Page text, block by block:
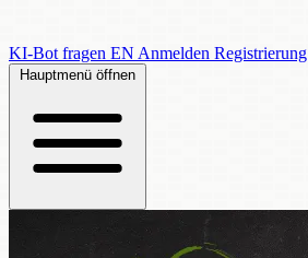
KI-Bot fragen EN Anmelden Registrierung
Hauptmenü öffnen